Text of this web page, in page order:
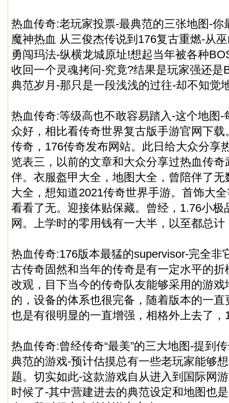
热血传奇:老玩家投票-最典范的三张地图-你
魔神热血 从三俊杰传说到176复古重燃-从
勇闯玛法-纵横龙城原址!想起当年被各种
收回一个灵魂拷问-究竟?结果是玩家强还是
典范岁月-那只是一段浅浅的过往-却不知觉
热血传奇:等级高也不敢容易踏入-这个地图-
众好，相比看传奇世界复古版手游官网下
传奇，176传奇发布网站。此日给大众分享
览表三，以前的文章和大众分享过热血传
伴。衣服盔甲大全，地图大全，曾陪伴了
大全，想知道2021传奇世界手游。首饰大
看看了无。迎接体贴保藏。曾经，1.76小极
网。上学时的零用钱有一大半，以至都总计
热血传奇:176版本最猛的supervisor-完全非
古传奇固然和当年的传奇是有一定水平的
改观，目下当今的传奇队友能够采用的游
的，设备的体系也很完备，随着版本的一
也是有很明显的一直增强，相格外上去了，
热血传奇:曾经传奇“最美”的三大地图-提到
典范的游戏-预计估摸总有一些老玩家能够
题。切实如此-这款游戏自从进入到国际网
时候了-其中营建进去的典范设定和地图也